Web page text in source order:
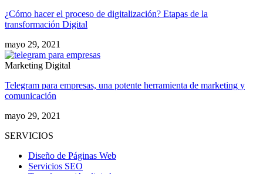
¿Cómo hacer el proceso de digitalización? Etapas de la
transformación Digital
mayo 29, 2021
Marketing Digital
Telegram para empresas, una potente herramienta de marketing y
comunicación
mayo 29, 2021
SERVICIOS
Diseño de Páginas Web
Servicios SEO